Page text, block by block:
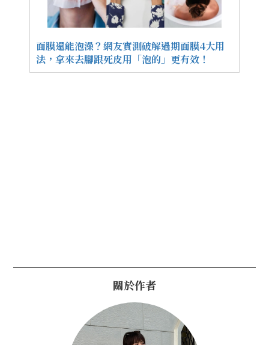
面膜還能泡澡？網友實測破解過期面膜4大用
法，拿來去腳跟死皮用「泡的」更有效！
關於作者